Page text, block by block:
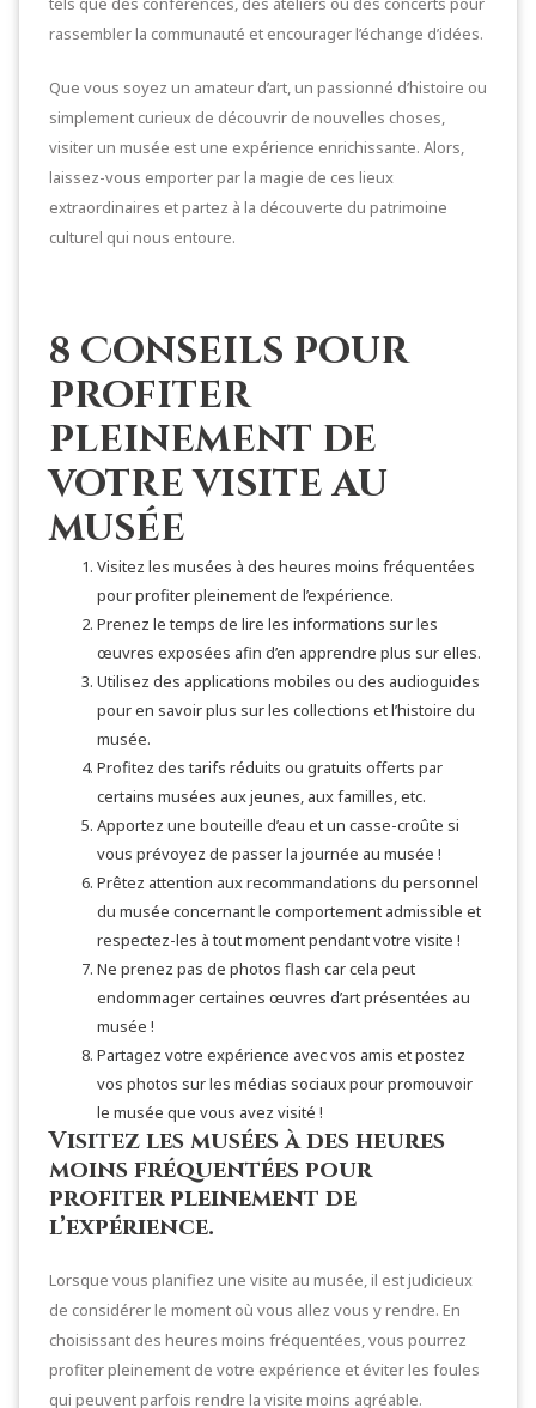
rassembler la communauté et encourager l’échange d’idées.
Que vous soyez un amateur d’art, un passionné d’histoire ou
simplement curieux de découvrir de nouvelles choses,
visiter un musée est une expérience enrichissante. Alors,
laissez-vous emporter par la magie de ces lieux
extraordinaires et partez à la découverte du patrimoine
culturel qui nous entoure.
8 Conseils pour
profiter
pleinement de
votre visite au
musée
Visitez les musées à des heures moins fréquentées
pour profiter pleinement de l’expérience.
Prenez le temps de lire les informations sur les
œuvres exposées afin d’en apprendre plus sur elles.
Utilisez des applications mobiles ou des audioguides
pour en savoir plus sur les collections et l’histoire du
musée.
Profitez des tarifs réduits ou gratuits offerts par
certains musées aux jeunes, aux familles, etc.
Apportez une bouteille d’eau et un casse-croûte si
vous prévoyez de passer la journée au musée !
Prêtez attention aux recommandations du personnel
du musée concernant le comportement admissible et
respectez-les à tout moment pendant votre visite !
Ne prenez pas de photos flash car cela peut
endommager certaines œuvres d’art présentées au
musée !
Partagez votre expérience avec vos amis et postez
vos photos sur les médias sociaux pour promouvoir
le musée que vous avez visité !
Visitez les musées à des heures
moins fréquentées pour
profiter pleinement de
l’expérience.
Lorsque vous planifiez une visite au musée, il est judicieux
de considérer le moment où vous allez vous y rendre. En
choisissant des heures moins fréquentées, vous pourrez
profiter pleinement de votre expérience et éviter les foules
qui peuvent parfois rendre la visite moins agréable.